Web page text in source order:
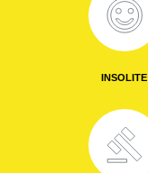
INSOLITE